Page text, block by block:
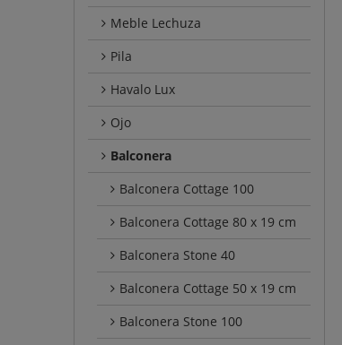
Meble Lechuza
Pila
Havalo Lux
Ojo
Balconera
Balconera Cottage 100
Balconera Cottage 80 x 19 cm
Balconera Stone 40
Balconera Cottage 50 x 19 cm
Balconera Stone 100